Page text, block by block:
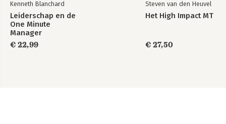
Kenneth Blanchard
Leiderschap en de
One Minute
Manager
€ 22,99
Steven van den Heuvel
Het High Impact MT
€ 27,50